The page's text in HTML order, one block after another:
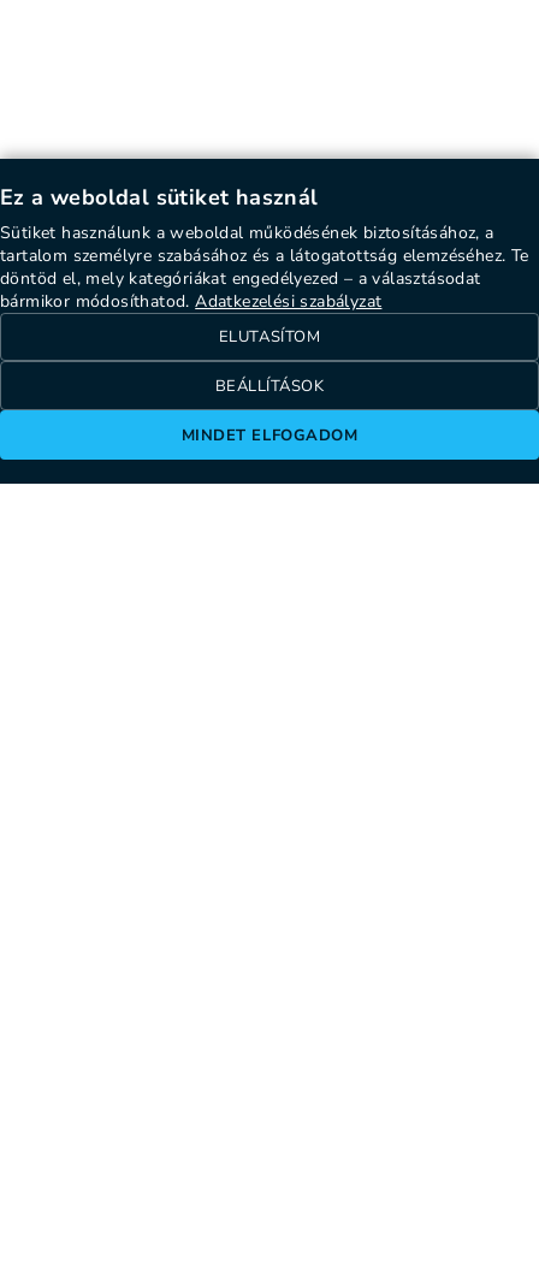
Ez a weboldal sütiket használ
Sütiket használunk a weboldal működésének biztosításához, a
tartalom személyre szabásához és a látogatottság elemzéséhez. Te
döntöd el, mely kategóriákat engedélyezed – a választásodat
bármikor módosíthatod. Adatkezelési szabályzat
ELUTASÍTOM
BEÁLLÍTÁSOK
MINDET ELFOGADOM